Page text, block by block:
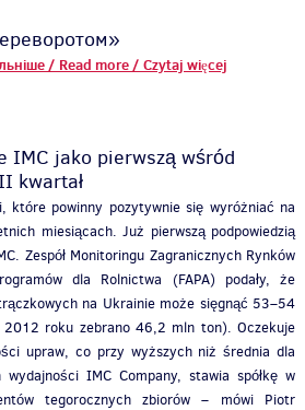
/ Read more / Czytaj więcej
IMC jako pierwszą wśród
kwartał
które powinny pozytywnie się wyróżniać na
miesiącach. Już pierwszą podpowiedzią
Zespół Monitoringu Zagranicznych Rynków
dla Rolnictwa (FAPA) podały, że
na Ukrainie może sięgnąć 53–54
roku zebrano 46,2 mln ton). Oczekuje
upraw, co przy wyższych niż średnia dla
IMC Company, stawia spółkę w
tegorocznych zbiorów – mówi Piotr